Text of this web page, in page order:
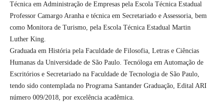
Técnica em Administração de Empresas pela Escola Técnica Estadual
Professor Camargo Aranha e técnica em Secretariado e Assessoria, bem
como Monitora de Turismo, pela Escola Técnica Estadual Martin
Luther King.
Graduada em História pela Faculdade de Filosofia, Letras e Ciências
Humanas da Universidade de São Paulo. Tecnóloga em Automação de
Escritórios e Secretariado na Faculdade de Tecnologia de São Paulo,
tendo sido contemplada no Programa Santander Graduação, Edital ARI
número 009/2018, por excelência acadêmica.